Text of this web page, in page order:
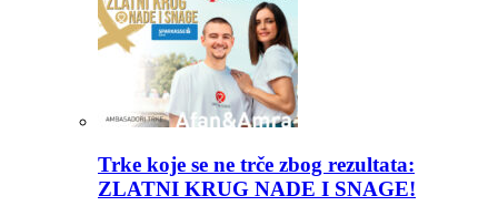
Trke koje se ne trče zbog rezultata:
ZLATNI KRUG NADE I SNAGE!